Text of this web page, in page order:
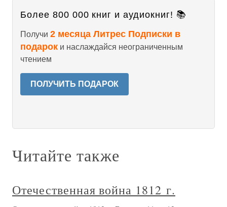
Более 800 000 книг и аудиокниг! 📚
Получи 2 месяца Литрес Подписки в
подарок и наслаждайся неограниченным
чтением
ПОЛУЧИТЬ ПОДАРОК
Читайте также
Отечественная война 1812 г.